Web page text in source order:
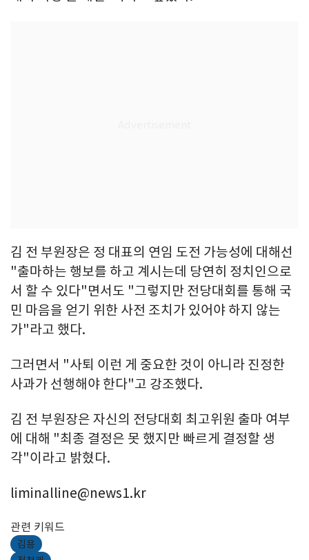
김 전 부원장은 정 대표의 연임 도전 가능성에 대해선
"출마하는 행보를 하고 계시는데 당연히 정치인으로
서 할 수 있다"면서도 "그렇지만 전당대회를 통해 국
민 마음을 얻기 위한 사전 조치가 있어야 하지 않는
가"라고 했다.
그러면서 "사퇴 이런 게 중요한 것이 아니라 진정한
사과가 선행해야 한다"고 강조했다.
김 전 부원장은 자신의 전당대회 최고위원 출마 여부
에 대해 "최종 결정은 못 했지만 빠르게 결정할 생
각"이라고 밝혔다.
liminalline@news1.kr
관련 키워드
김용